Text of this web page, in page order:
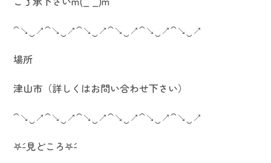
⁀↘‿↗⁀↘‿↗⁀↘‿↗⁀↘‿↗⁀↘‿↗⁀↘‿↗
場所
津山市（詳しくはお問い合わせ下さい）
⁀↘‿↗⁀↘‿↗⁀↘‿↗⁀↘‿↗⁀↘‿↗⁀↘‿↗
𖤐´-見どころ𖤐´-